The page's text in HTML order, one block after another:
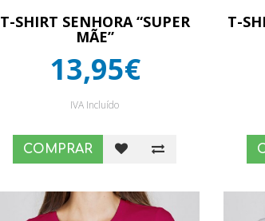
T-SHIRT SENHORA “SUPER
MÃE”
13,95€
IVA Incluído
COMPRAR
T-